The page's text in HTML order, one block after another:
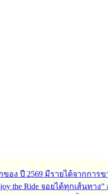
ของ ปี 2569 มีรายได้จากการ
the Ride จอยได้ทุกเส้นทา